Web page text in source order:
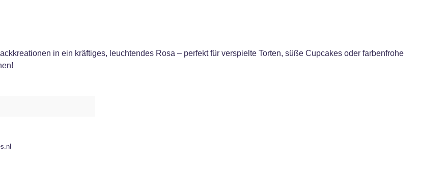
in ein kräftiges, leuchtendes Rosa – perfekt für verspielte Torten, süße Cupcakes oder farbenfrohe